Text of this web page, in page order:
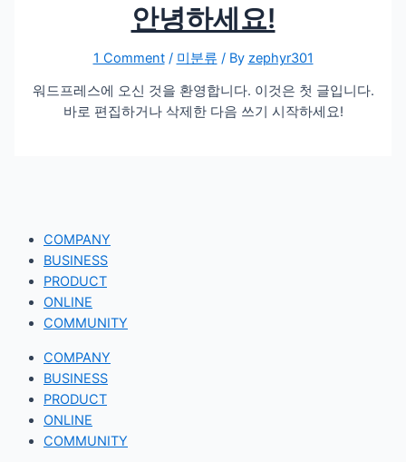
안녕하세요!
1 Comment / 미분류 / By zephyr301
워드프레스에 오신 것을 환영합니다. 이것은 첫 글입니다.
바로 편집하거나 삭제한 다음 쓰기 시작하세요!
COMPANY
BUSINESS
PRODUCT
ONLINE
COMMUNITY
COMPANY
BUSINESS
PRODUCT
ONLINE
COMMUNITY